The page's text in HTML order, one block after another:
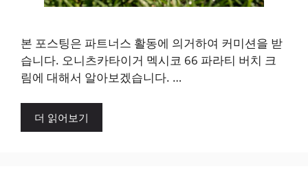
본 포스팅은 파트너스 활동에 의거하여 커미션을 받
습니다. 오니츠카타이거 멕시코 66 파라티 버치 크
림에 대해서 알아보겠습니다. …
더 읽어보기